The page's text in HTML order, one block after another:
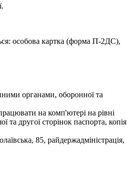
особова картка (форма П-2ДС),
органами, оборонної та
на комп'ютері на рівні
та другої сторінок паспорта, копія
85, райдержадміністрація,